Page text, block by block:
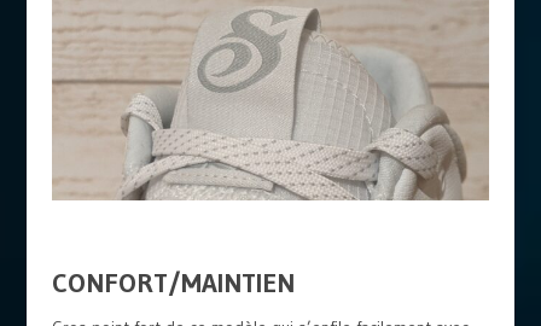
CONFORT/MAINTIEN